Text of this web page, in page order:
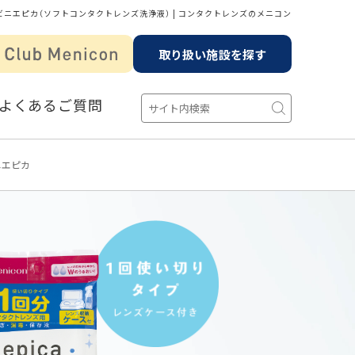
ニエピカ（ソフトコンタクトレンズ洗浄液） | コンタクトレンズのメニコン
取り扱い施設を探す
くあるご質問
ピカ